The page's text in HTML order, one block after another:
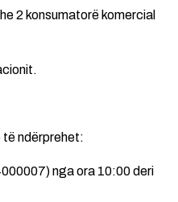
2 konsumatorë komercial
ndërprehet:
nga ora 10:00 deri